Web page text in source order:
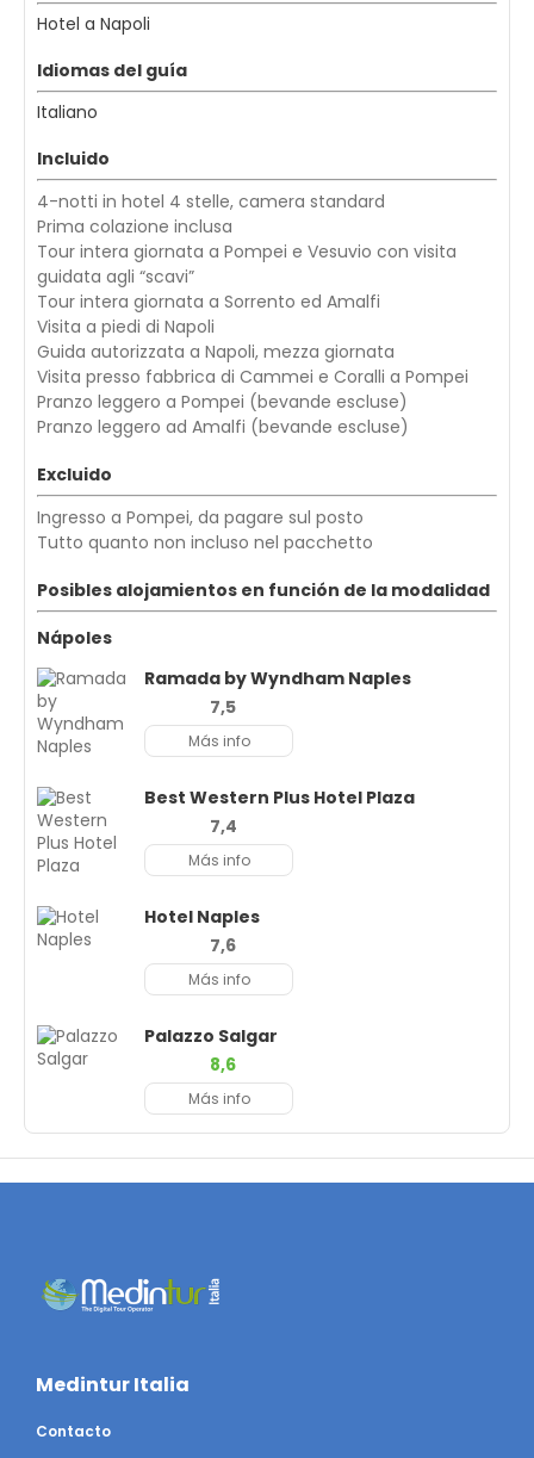
Hotel a Napoli
Idiomas del guía
Italiano
Incluido
4-notti in hotel 4 stelle, camera standard
Prima colazione inclusa
Tour intera giornata a Pompei e Vesuvio con visita
guidata agli “scavi”
Tour intera giornata a Sorrento ed Amalfi
Visita a piedi di Napoli
Guida autorizzata a Napoli, mezza giornata
Visita presso fabbrica di Cammei e Coralli a Pompei
Pranzo leggero a Pompei (bevande escluse)
Pranzo leggero ad Amalfi (bevande escluse)
Excluido
Ingresso a Pompei, da pagare sul posto
Tutto quanto non incluso nel pacchetto
Posibles alojamientos en función de la modalidad
Nápoles
Ramada by Wyndham Naples
7,5
Más info
Best Western Plus Hotel Plaza
7,4
Más info
Hotel Naples
7,6
Más info
Palazzo Salgar
8,6
Más info
Medintur Italia
Contacto